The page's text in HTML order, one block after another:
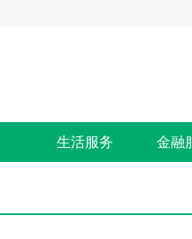
生活服务 金融